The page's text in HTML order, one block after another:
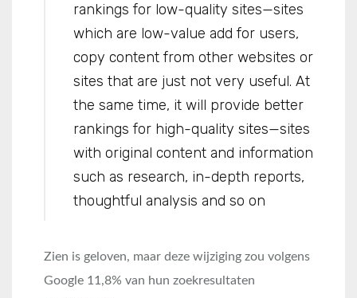
rankings for low-quality sites—sites
which are low-value add for users,
copy content from other websites or
sites that are just not very useful. At
the same time, it will provide better
rankings for high-quality sites—sites
with original content and information
such as research, in-depth reports,
thoughtful analysis and so on
Zien is geloven, maar deze wijziging zou volgens
Google 11,8% van hun zoekresultaten